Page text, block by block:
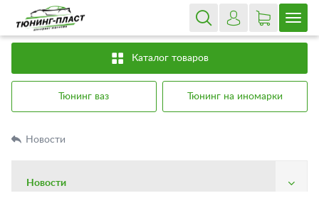
Каталог товаров
Тюнинг ваз Тюнинг на иномарки
Новости
Новости